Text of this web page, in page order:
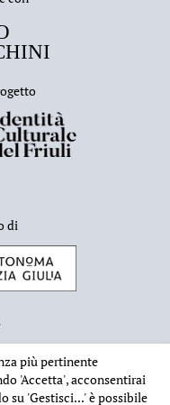
di
più pertinente
'Accetta', acconsentirai
su 'Gestisci...'è possibile